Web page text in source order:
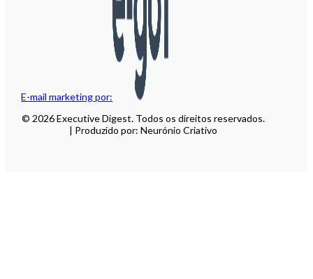
E-mail marketing por:
© 2026 Executive Digest. Todos os direitos reservados.
| Produzido por: Neurónio Criativo